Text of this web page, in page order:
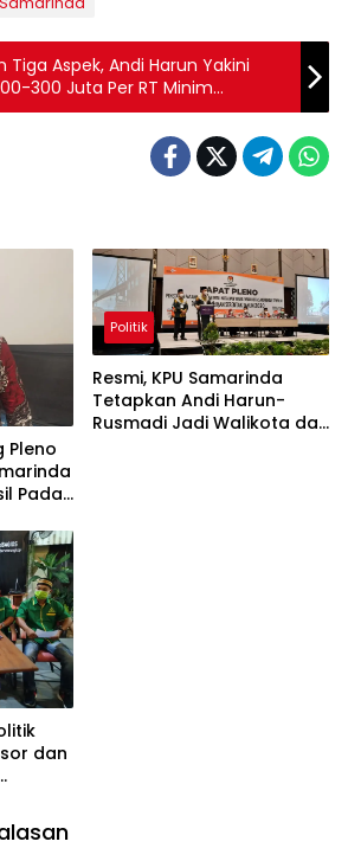
Tiga Aspek, Andi Harun Yakini
300 Juta Per RT Minim
Pleno
Pada
Politik
Resmi, KPU Samarinda
Tetapkan Andi Harun-
Rusmadi Jadi Walikota dan
dan